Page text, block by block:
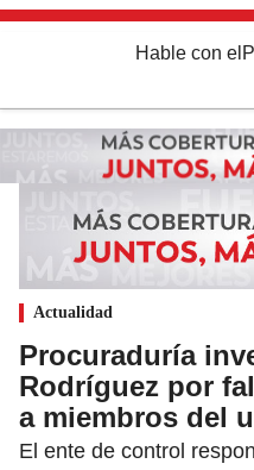
Hable con el
Actualidad
Procuraduría
Rodríguez por
a miembros del
El ente de control